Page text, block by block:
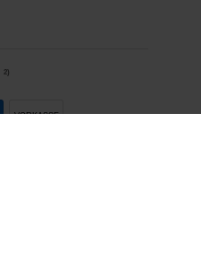
2)
VORKASSE